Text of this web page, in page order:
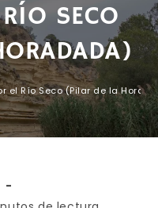
SECO
el Río Seco (Pilar de la